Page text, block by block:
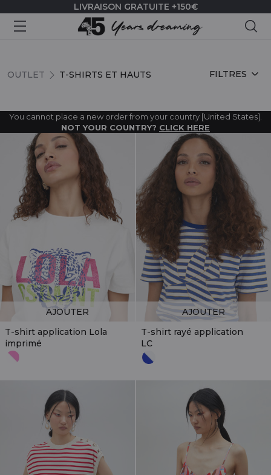
LIVRAISON GRATUITE +150€
OUTLET T-SHIRTS ET HAUTS
T-SHIRTS ET HAUTS FILTRES
You cannot place a new order from your country [United States].
NOT YOUR COUNTRY? CLICK HERE
T-shirt application Lola
imprimé
AJOUTER
T-shirt rayé application
LC
AJOUTER